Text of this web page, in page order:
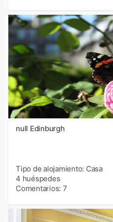
null Edinburgh
Tipo de alojamiento: Casa
4 huéspedes
Comentarios: 7